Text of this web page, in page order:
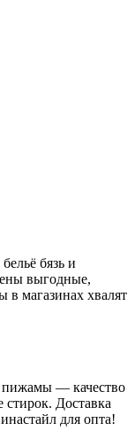
бязь и
выгодные,
магазинах хвалят
пижамы — качество
Доставка
для опта!